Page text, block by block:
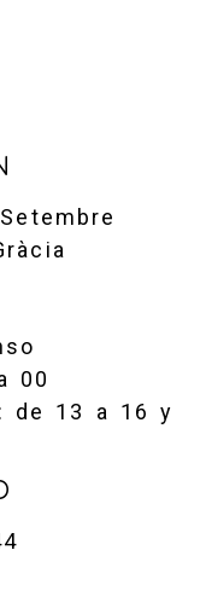
00
de 13 a 16 y